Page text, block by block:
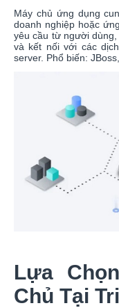
Máy chủ ứng dụng
doanh nghiệp hoặc
yêu cầu từ người
và kết nối với các
server. Phổ biến:
Lựa
Chủ Tại